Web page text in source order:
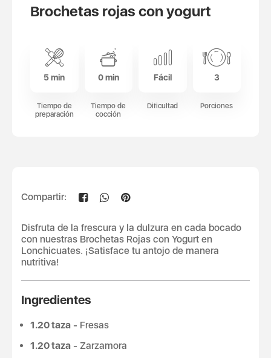
Brochetas rojas con yogurt
5 min
Tiempo de
preparación
0 min
Tiempo de
cocción
Fácil
Dificultad
3
Porciones
Compartir:
Disfruta de la frescura y la dulzura en cada bocado
con nuestras Brochetas Rojas con Yogurt en
Lonchicuates. ¡Satisface tu antojo de manera
nutritiva!
Ingredientes
1.20 taza - Fresas
1.20 taza - Zarzamora